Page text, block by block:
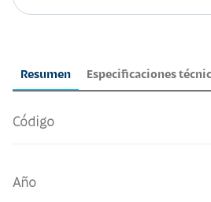
Resumen Especificaciones
Código
Año